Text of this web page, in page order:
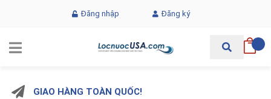
Đăng nhập Đăng ký
GIAO HÀNG TOÀN QUỐC!